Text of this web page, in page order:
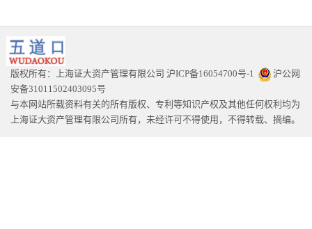
版权所有：上海证大资产管理有限公司 沪ICP备16054700号-1
沪公网
安备31011502403095号
与本网站所载资料有关的所有版权、专利等知识产权及其他任何权利均为
上海证大资产管理有限公司所有，未经许可不得使用，不得转载、摘编。